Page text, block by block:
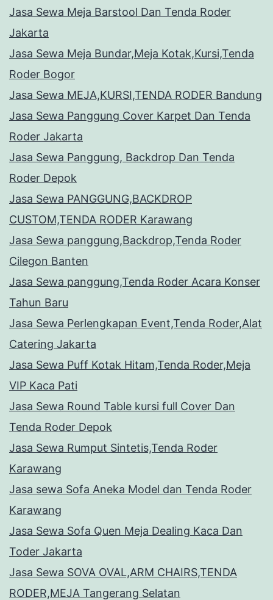
Jasa Sewa Meja Barstool Dan Tenda Roder
Jakarta
Jasa Sewa Meja Bundar,Meja Kotak,Kursi,Tenda
Roder Bogor
Jasa Sewa MEJA,KURSI,TENDA RODER Bandung
Jasa Sewa Panggung Cover Karpet Dan Tenda
Roder Jakarta
Jasa Sewa Panggung, Backdrop Dan Tenda
Roder Depok
Jasa Sewa PANGGUNG,BACKDROP
CUSTOM,TENDA RODER Karawang
Jasa Sewa panggung,Backdrop,Tenda Roder
Cilegon Banten
Jasa Sewa panggung,Tenda Roder Acara Konser
Tahun Baru
Jasa Sewa Perlengkapan Event,Tenda Roder,Alat
Catering Jakarta
Jasa Sewa Puff Kotak Hitam,Tenda Roder,Meja
VIP Kaca Pati
Jasa Sewa Round Table kursi full Cover Dan
Tenda Roder Depok
Jasa Sewa Rumput Sintetis,Tenda Roder
Karawang
Jasa sewa Sofa Aneka Model dan Tenda Roder
Karawang
Jasa Sewa Sofa Quen Meja Dealing Kaca Dan
Toder Jakarta
Jasa Sewa SOVA OVAL,ARM CHAIRS,TENDA
RODER,MEJA Tangerang Selatan